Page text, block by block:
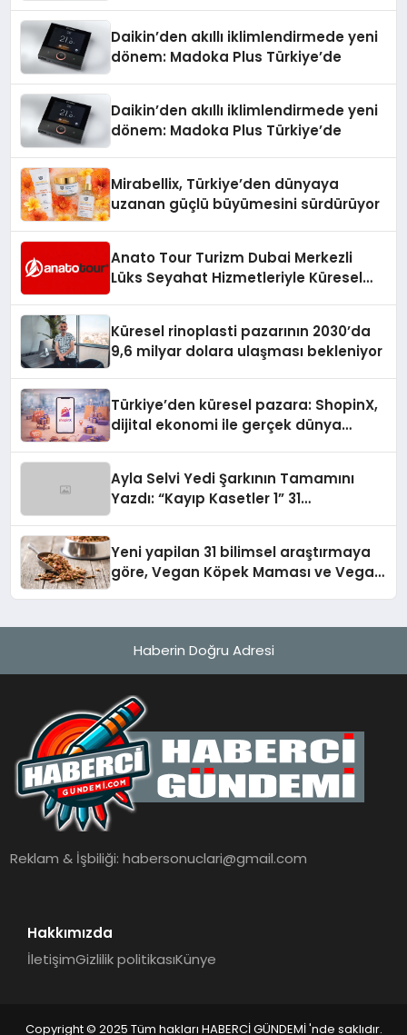
Daikin’den akıllı iklimlendirmede yeni
dönem: Madoka Plus Türkiye’de
Daikin’den akıllı iklimlendirmede yeni
dönem: Madoka Plus Türkiye’de
Mirabellix, Türkiye’den dünyaya
uzanan güçlü büyümesini sürdürüyor
Anato Tour Turizm Dubai Merkezli
Lüks Seyahat Hizmetleriyle Küresel
Küresel rinoplasti pazarının 2030’da
9,6 milyar dolara ulaşması bekleniyor
Türkiye’den küresel pazara: ShopinX,
dijital ekonomi ile gerçek dünya
Ayla Selvi Yedi Şarkının Tamamını
Yazdı: “Kayıp Kasetler 1” 31
Yeni yapilan 31 bilimsel araştırmaya
göre, Vegan Köpek Maması ve Vegan
Haberin Doğru Adresi
Reklam & İşbiliği:habersonuclari@gmail.com
Hakkımızda
İletişimGizlilik politikasıKünye
Copyright © 2025 Tüm hakları HABERCİ GÜNDEMİ 'nde saklıdır.